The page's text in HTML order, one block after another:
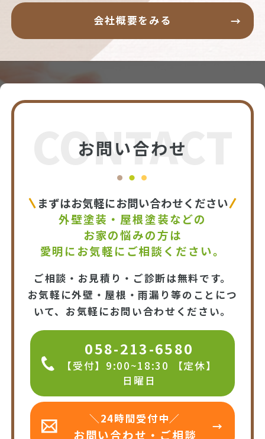
会社概要をみる
CONTACT
お問い合わせ
まずはお気軽にお問い合わせください
外壁塗装・屋根塗装などの
お家の悩みの方は
愛明にお気軽にご相談ください。
ご相談・お見積り・ご診断は無料です。
お気軽に外壁・屋根・雨漏り等のことにつ
いて、お気軽にお問い合わせください。
058-213-6580
【受付】9:00~18:30 【定休】
日曜日
＼24時間受付中／
お問い合わせ・ご相談